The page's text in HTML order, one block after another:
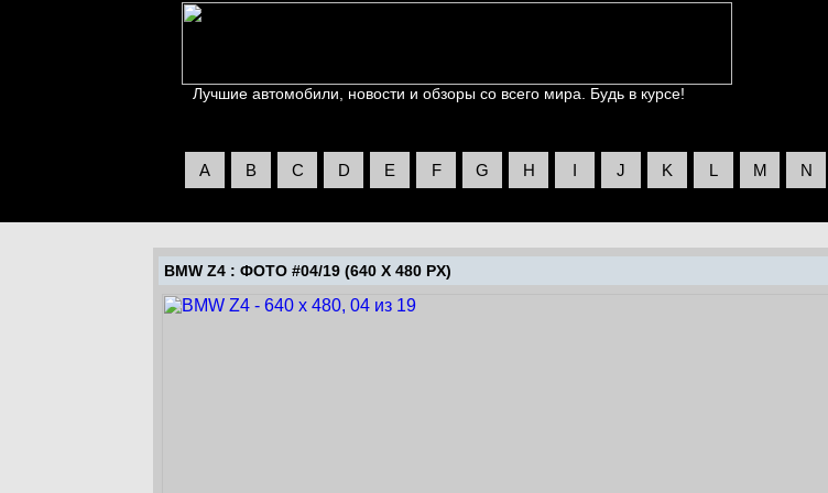
Лучшие автомобили, новости и обзоры со всего мира. Будь в курсе!
A B C D E F G H I J K L M N
BMW Z4: ФОТО #04/19 (640 X 480 PX)